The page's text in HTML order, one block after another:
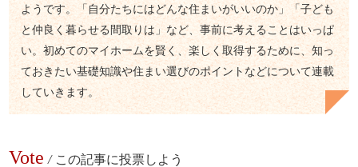
ようです。「自分たちにはどんな住まいがいいのか」「子ども
と仲良く暮らせる間取りは」など、事前に考えることはいっぱ
い。初めてのマイホームを賢く、楽しく取得するために、知っ
ておきたい基礎知識や住まい選びのポイントなどについて連載
していきます。
Vote / この記事に投票しよう